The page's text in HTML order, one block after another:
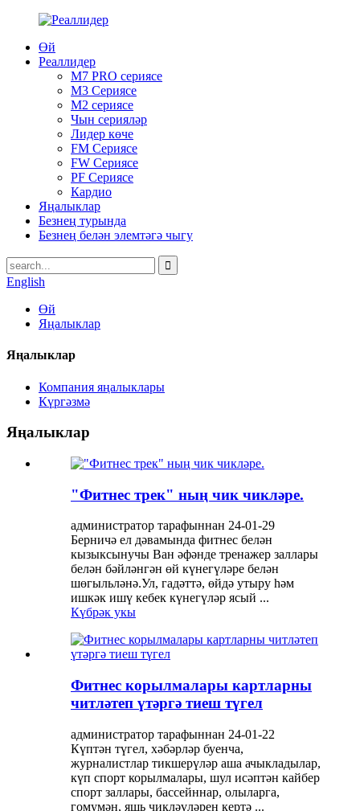
Өй
Реаллидер
M7 PRO сериясе
M3 Сериясе
M2 сериясе
Чын серияләр
Лидер көче
FM Сериясе
FW Сериясе
PF Сериясе
Кардио
Яңалыклар
Безнең турында
Безнең белән элемтәгә чыгу
English
Өй
Яңалыклар
Яңалыклар
Компания яңалыклары
Күргәзмә
Яңалыклар
"Фитнес трек" ның чик чикләре.
администратор тарафыннан 24-01-29
Берничә ел дәвамында фитнес белән
кызыксынучы Ван әфәнде тренажер заллары
белән бәйләнгән өй күнегүләре белән
шөгыльләнә.Ул, гадәттә, өйдә утыру һәм
ишкәк ишү кебек күнегүләр ясый ...
Күбрәк укы
Фитнес корылмалары картларны
читләтеп үтәргә тиеш түгел
администратор тарафыннан 24-01-22
Күптән түгел, хәбәрләр буенча,
журналистлар тикшерүләр аша ачыкладылар,
күп спорт корылмалары, шул исәптән кайбер
спорт заллары, бассейннар, олыларга,
гомумән, яшь чикләүләрен кертә ...